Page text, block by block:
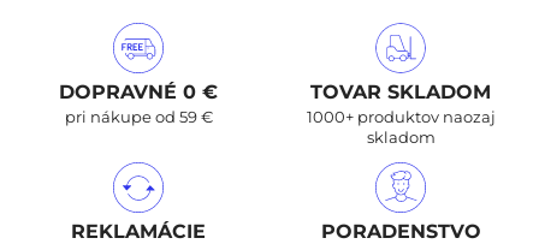
DOPRAVNÉ 0 €
pri nákupe od 59 €
TOVAR SKLADOM
1000+ produktov naozaj
skladom
REKLAMÁCIE PORADENSTVO